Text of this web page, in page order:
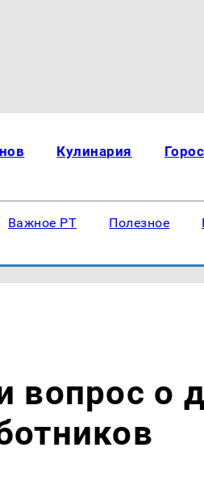
Кулинария
Важное РТ Полезное
вопрос о